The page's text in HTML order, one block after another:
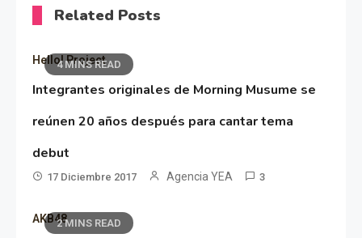
Related Posts
4 MINS READ
Hello! Project
Integrantes originales de Morning Musume se
reúnen 20 años después para cantar tema
debut
17 Diciembre 2017 Agencia YEA 3
2 MINS READ
AKB48